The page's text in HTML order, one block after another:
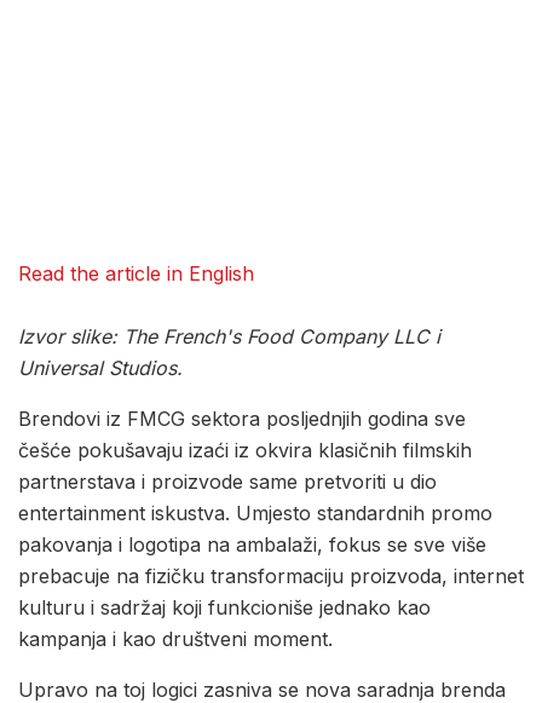
Read the article in English
Izvor slike: The French's Food Company LLC i
Universal Studios.
Brendovi iz FMCG sektora posljednjih godina sve
češće pokušavaju izaći iz okvira klasičnih filmskih
partnerstava i proizvode same pretvoriti u dio
entertainment iskustva. Umjesto standardnih promo
pakovanja i logotipa na ambalaži, fokus se sve više
prebacuje na fizičku transformaciju proizvoda, internet
kulturu i sadržaj koji funkcioniše jednako kao
kampanja i kao društveni moment.
Upravo na toj logici zasniva se nova saradnja brenda